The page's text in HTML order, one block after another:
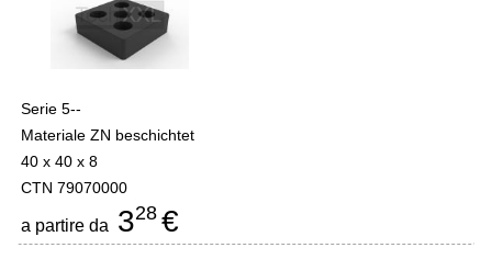
Serie 5--
Materiale ZN beschichtet
40 x 40 x 8
CTN 79070000
a partire da 328 €